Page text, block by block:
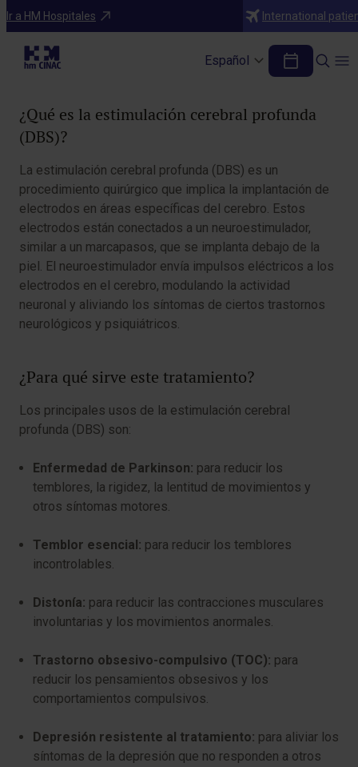
Ir a HM Hospitales International
Español
Tratamientos
Estimulación cerebral profunda (DBS)
Tabla de contenidos
¿Qué es la estimulación cerebral profunda
(DBS)?
La estimulación cerebral profunda (DBS) es un
procedimiento quirúrgico que implica la implantación de
electrodos en áreas específicas del cerebro. Estos
electrodos están conectados a un neuroestimulador,
similar a un marcapasos, que se implanta debajo de la
piel. El neuroestimulador envía impulsos eléctricos a los
electrodos en el cerebro, modulando la actividad
neuronal y aliviando los síntomas de ciertos trastornos
neurológicos y psiquiátricos.
¿Para qué sirve este tratamiento?
Los principales usos de la estimulación cerebral
profunda (DBS) son:
Enfermedad de Parkinson: para reducir los
temblores, la rigidez, la lentitud de movimientos y
otros síntomas motores.
Temblor esencial: para reducir los temblores
incontrolables.
Distonía: para reducir las contracciones musculares
involuntarias y los movimientos anormales.
Trastorno obsesivo-compulsivo (TOC): para
reducir los pensamientos obsesivos y los
comportamientos compulsivos.
Depresión resistente al tratamiento: para aliviar los
síntomas de la depresión que no responden a otros